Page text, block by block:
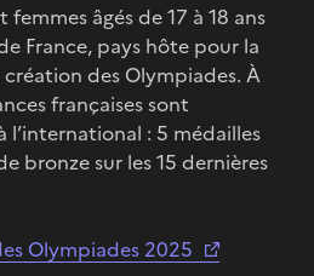
âgés de 17 à 18 ans
France, pays hôte pour la
des Olympiades. À
françaises sont
l’international : 5 médailles
bronze sur les 15 dernières
Olympiades 2025